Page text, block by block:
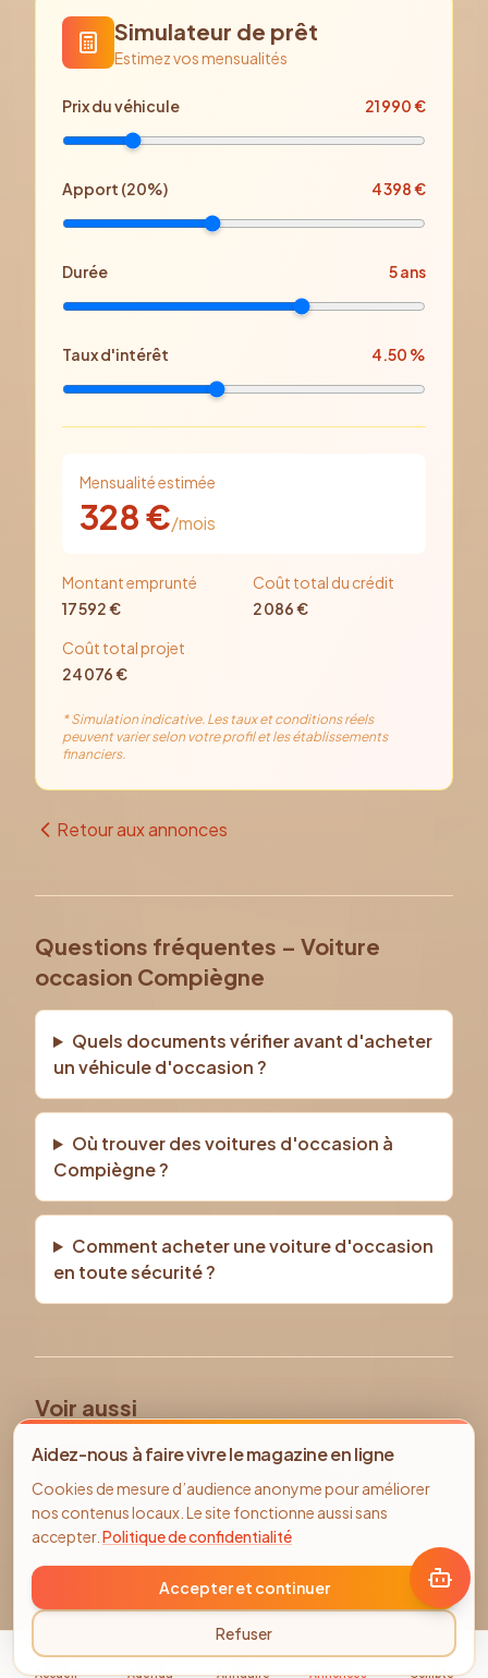
Simulateur de prêt
Estimez vos mensualités
Prixdu véhicule 21 990€
Apport (20%) 4 398€
Durée 5ans
Taux d'intérêt 4.50 %
Mensualité estimée
328€/mois
Montant emprunté
17 592€
Coût total du crédit
2 086€
Coût total projet
24 076€
* Simulation indicative. Les taux et conditions réels
peuvent varier selon votre profil et les établissements
financiers.
Retour aux annonces
Questions fréquentes – Voiture
occasion Compiègne
Quels documents vérifier avant d'acheter
un véhicule d'occasion ?
Où trouver des voitures d'occasion à
Compiègne ?
Comment acheter une voiture d'occasion
en toute sécurité ?
Voir aussi
Tous les véhicules d'occasion
Voiture occasion Compiègne
occasion
Annonces immobilier Compiègne
Offres d'emploi Compiègne
Aidez-nous à faire vivre le magazine en ligne
Cookies de mesure d’audience anonyme pour améliorer
nos contenus locaux. Le site fonctionne aussi sans
accepter. Politique de confidentialité
Refuser
Accepter et continuer
Accueil Agenda Annuaire Annonces Compte